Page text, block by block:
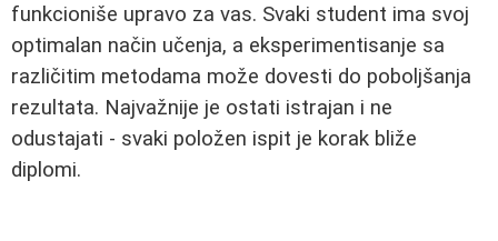
funkcioniše upravo za vas. Svaki student ima svoj
optimalan način učenja, a eksperimentisanje sa
različitim metodama može dovesti do poboljšanja
rezultata. Najvažnije je ostati istrajan i ne
odustajati - svaki položen ispit je korak bliže
diplomi.